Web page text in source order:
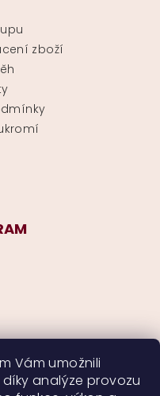
Vám umožnili
analýze provozu
zboží